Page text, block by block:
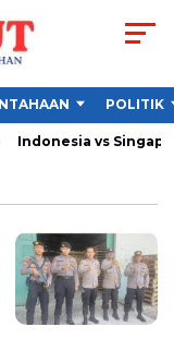
POLITIK
Indonesia vs